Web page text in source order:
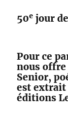
50e jour
Pour ce
nous
Senior,
est extrait
éditions